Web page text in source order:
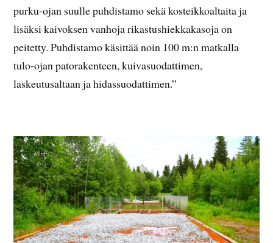
purku-ojan suulle puhdistamo sekä kosteikkoaltaita ja
lisäksi kaivoksen vanhoja rikastushiekkakasoja on
peitetty. Puhdistamo käsittää noin 100 m:n matkalla
tulo-ojan patorakenteen, kuivasuodattimen,
laskeutusaltaan ja hidassuodattimen.”